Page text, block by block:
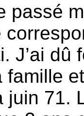
passé
J’ai dû
famille
juin 71.